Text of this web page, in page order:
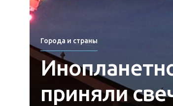
Города и страны
приняли